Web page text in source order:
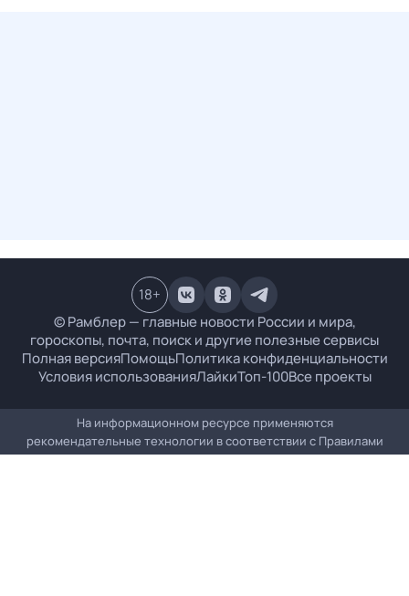
© Рамблер — главные новости России и мира,
гороскопы, почта, поиск и другие полезные сервисы
Полная версияПомощьПолитика конфиденциальности
Условия использованияЛайкиТоп-100Все проекты
18+
На информационном ресурсе применяются
рекомендательные технологии в соответствии с Правилами